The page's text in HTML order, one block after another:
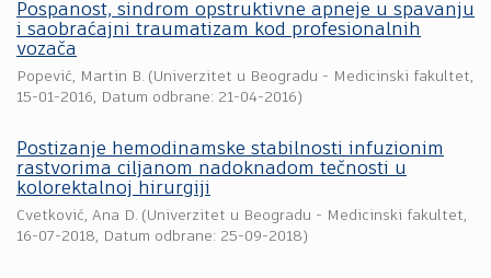
Pospanost, sindrom opstruktivne apneje u spavanju
i saobraćajni traumatizam kod profesionalnih
vozača
Popević, Martin B. (Univerzitet u Beogradu - Medicinski fakultet,
15-01-2016, Datum odbrane: 21-04-2016)
Postizanje hemodinamske stabilnosti infuzionim
rastvorima ciljanom nadoknadom tečnosti u
kolorektalnoj hirurgiji
Cvetković, Ana D. (Univerzitet u Beogradu - Medicinski fakultet,
16-07-2018, Datum odbrane: 25-09-2018)